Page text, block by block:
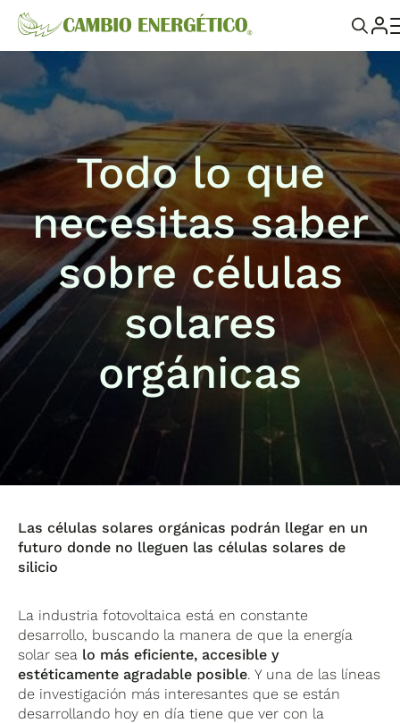
Todo lo que
necesitas saber
sobre células
solares
orgánicas
Las células solares orgánicas podrán llegar en un
futuro donde no lleguen las células solares de
silicio
La industria fotovoltaica está en constante
desarrollo, buscando la manera de que la energía
solar sea lo más eficiente, accesible y
estéticamente agradable posible. Y una de las líneas
de investigación más interesantes que se están
desarrollando hoy en día tiene que ver con la